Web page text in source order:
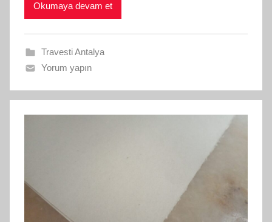
Okumaya devam et
Travesti Antalya
Yorum yapın